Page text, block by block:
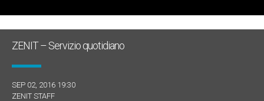
ZENIT – Servizio quotidiano
SEP 02, 2016 19:30
ZENIT STAFF